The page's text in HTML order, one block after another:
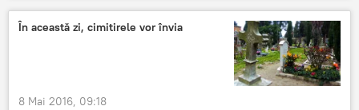
ziua victoriei
În această zi, cimitirele vor învia
8 Mai 2016, 09:18